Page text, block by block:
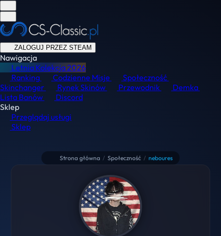
ZALOGUJ PRZEZ STEAM
Nawigacja
Letnia Kolekcja2026
Ranking
Codzienne Misje
Społeczność
Skinchanger
Rynek Skinów Przewodnik
Demka
Lista Banów
Discord
Sklep
Przeglądaj usługi
Sklep
Strona główna / Społeczność / neboures